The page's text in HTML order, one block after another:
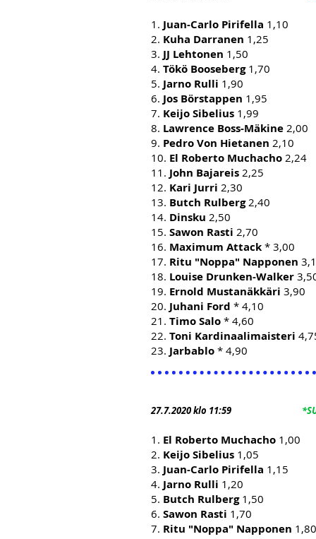
1. Juan-Carlo Pirifella 1,10
2. Kuha Darranen 1,25
3. JJ Lehtonen 1,50
4. Tökö Booseberg1,70
5. Jarno Rulli 1,90
6. Jos Börstappen 1,95
7. Keijo Sibelius 1,99
8. Lawrence Boss-Mäkine 2,00
9. Pedro Von Hietanen 2,10
10. El Roberto Muchacho 2,24
11. John Bajareis 2,25
12. Kari Jurri 2,30
13. Butch Rulberg2,40
14. Dinsku 2,50
15. Sawon Rasti 2,70
16. Maximum Attack * 3,00
17. Ritu "Noppa" Napponen
18. Louise Drunken-Walker
19. Ernold Mustanäkkäri 3,90
20. Juhani Ford * 4,10
21. Timo Salo * 4,60
22. Toni Kardinaalimaisteri
23. Jarbablo * 4,90
27.7.2020 klo 11:59
1. El Roberto Muchacho 1,00
2. Keijo Sibelius 1,05
3. Juan-Carlo Pirifella 1,15
4. Jarno Rulli 1,20
5. Butch Rulberg1,50
6. Sawon Rasti 1,70
7. Ritu "Noppa" Napponen 1,80